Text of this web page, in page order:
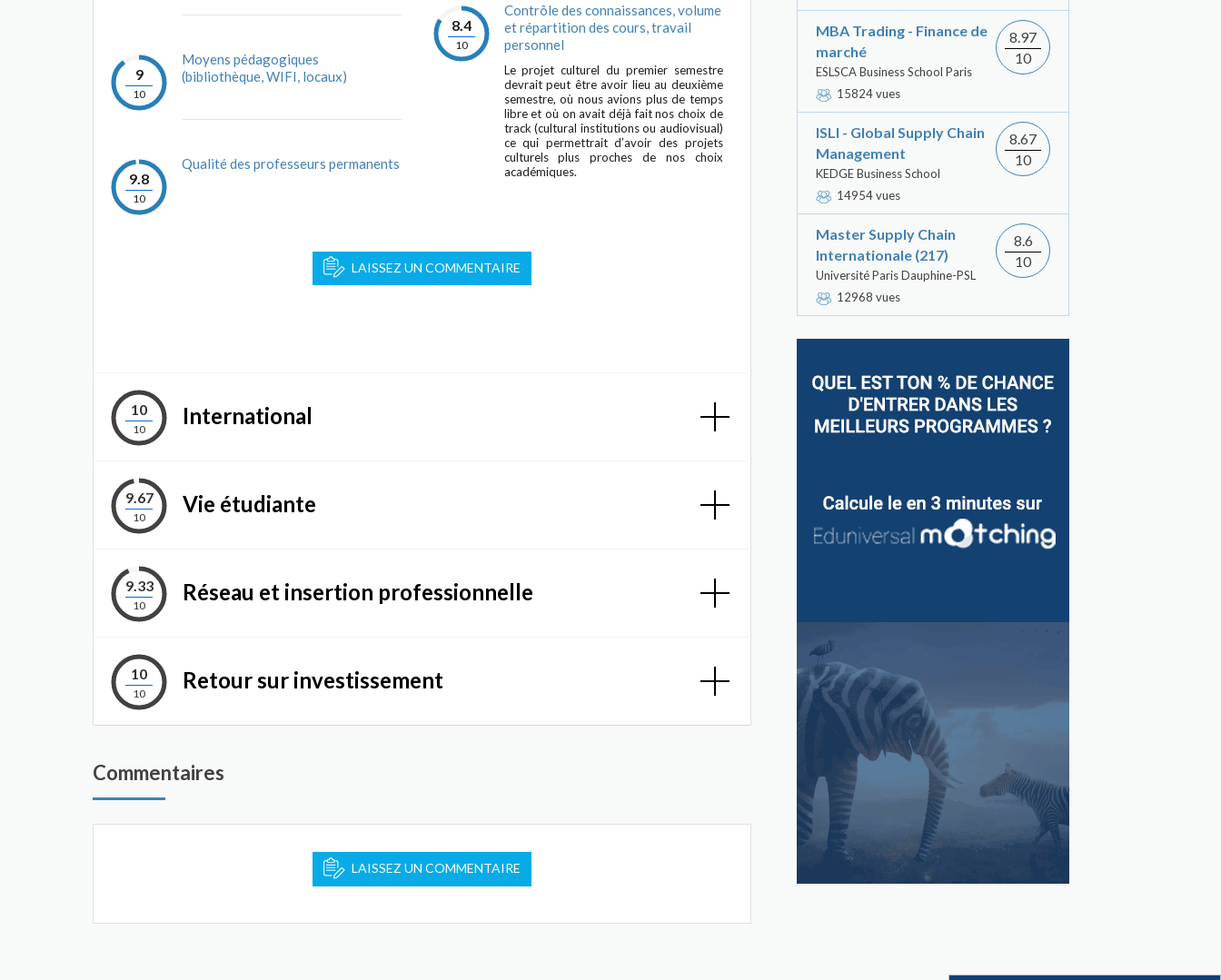
9
10
Moyens pédagogiques
(bibliothèque, WIFI, locaux)
9.8
10
Qualité des professeurs permanents
8.4
10
Contrôle des connaissances, volume
et répartition des cours, travail
personnel
Le projet culturel du premier semestre
devrait peut être avoir lieu au deuxième
semestre, où nous avions plus de temps
libre et où on avait déjà fait nos choix de
track (cultural institutions ou audiovisual)
ce qui permettrait d’avoir des projets
culturels plus proches de nos choix
académiques.
LAISSEZ UN COMMENTAIRE
10
10
International
9.67
10
Vie étudiante
9.33
10
Réseau et insertion professionnelle
10
10
Retour sur investissement
Commentaires
LAISSEZ UN COMMENTAIRE
MBA Trading - Finance de
marché
ESLSCA Business School Paris
15824 vues
8.97
10
ISLI - Global Supply Chain
Management
KEDGE Business School
14954 vues
8.67
10
Master Supply Chain
Internationale (217)
Université Paris Dauphine-PSL
12968 vues
8.6
10